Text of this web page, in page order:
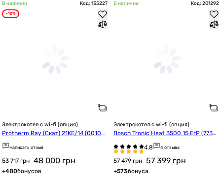
В наличии Код: 135227
-10%
Электрокотел с wi-fi (опция)
Protherm Ray (Скат) 21KE/14 (00100
23675)
Написать отзыв
53 717 грн 48 000 грн
+480бонусов
В наличии Код: 201292
Электрокотел с wi-fi (опция)
Bosch Tronic Heat 3500 15 ErP (7738
4 отзыва
57 479 грн 57 399 грн
+573бонуса